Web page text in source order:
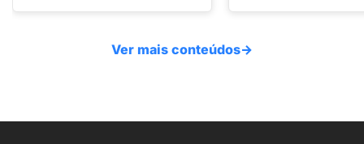
Ver mais conteúdos→